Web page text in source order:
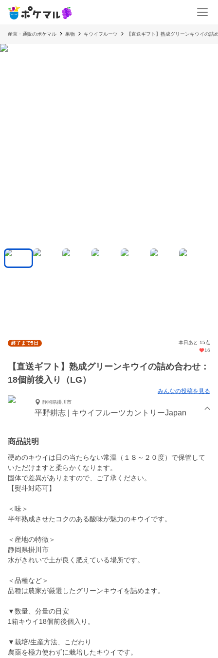
産直・通販のポケマル 果物 キウイフルーツ 【直送ギフト】熟成グリーンキウイの
終了まで5日
本日あと 15点
16
【直送ギフト】熟成グリーンキウイの詰め合わせ：
18個前後入り（LG）
みんなの投稿を見る
静岡県掛川市
平野耕志 | キウイフルーツカントリーJapan
商品説明
硬めのキウイは日の当たらない常温（１８～２０度）で保管して
いただけますと柔らかくなります。
固体で差異がありますので、ご了承ください。
【熨斗対応可】
＜味＞
半年熟成させたコクのある酸味が魅力のキウイです。
＜産地の特徴＞
静岡県掛川市
水がきれいで土が良く肥えている場所です。
＜品種など＞
品種は農家が厳選したグリーンキウイを詰めます。
▼数量、分量の目安
1箱キウイ18個前後個入り。
▼栽培/生産方法、こだわり
農薬を極力使わずに栽培したキウイです。